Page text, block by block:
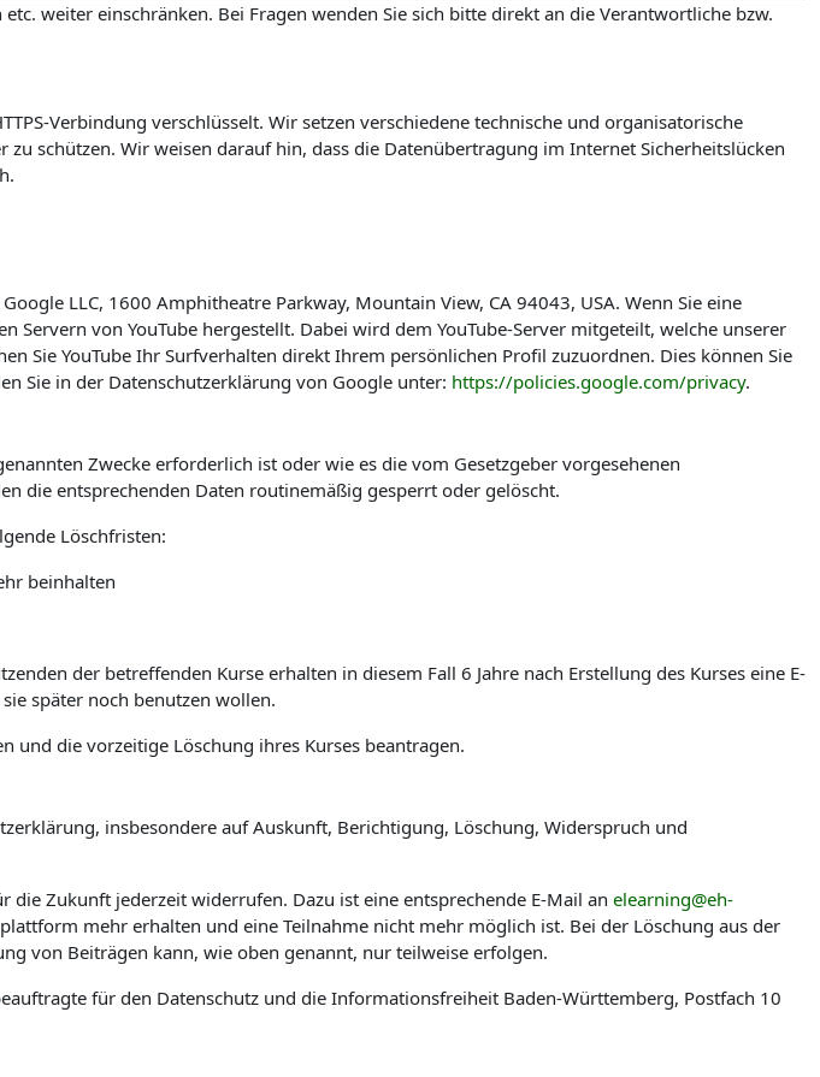
weiter einschränken. Bei Fragen wenden Sie sich bitte direkt an die Verantwortliche bzw.
Verbindung verschlüsselt. Wir setzen verschiedene technische und organisatorische
schützen. Wir weisen darauf hin, dass die Datenübertragung im Internet Sicherheitslücken
LLC, 1600 Amphitheatre Parkway, Mountain View, CA 94043, USA. Wenn Sie eine
von YouTube hergestellt. Dabei wird dem YouTube-Server mitgeteilt, welche unserer
Sie YouTube Ihr Surfverhalten direkt Ihrem persönlichen Profil zuzuordnen. Dies können Sie
Sie in der Datenschutzerklärung von Google unter: https://policies.google.com/privacy.
Zwecke erforderlich ist oder wie es die vom Gesetzgeber vorgesehenen
die entsprechenden Daten routinemäßig gesperrt oder gelöscht.
Löschfristen:
beinhalten
der betreffenden Kurse erhalten in diesem Fall 6 Jahre nach Erstellung des Kurses eine E-
später noch benutzen wollen.
und die vorzeitige Löschung ihres Kurses beantragen.
insbesondere auf Auskunft, Berichtigung, Löschung, Widerspruch und
Zukunft jederzeit widerrufen. Dazu ist eine entsprechende E-Mail an elearning@eh-
mehr erhalten und eine Teilnahme nicht mehr möglich ist. Bei der Löschung aus der
von Beiträgen kann, wie oben genannt, nur teilweise erfolgen.
für den Datenschutz und die Informationsfreiheit Baden-Württemberg, Postfach 10